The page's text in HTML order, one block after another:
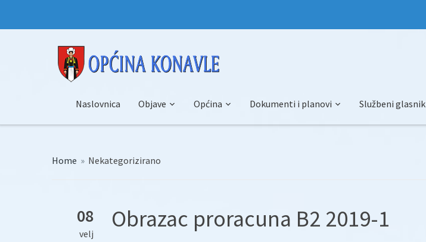
Naslovnica Objave Općina Dokumenti i planovi Službeni glasnik
Home » Nekategorizirano
08
velj
Obrazac proracuna B2 2019-1